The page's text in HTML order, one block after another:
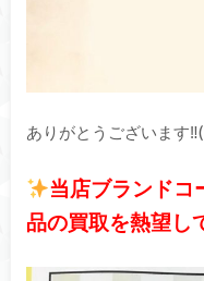
ありがとうございます
当店ブランドコ
品の買取を熱望し